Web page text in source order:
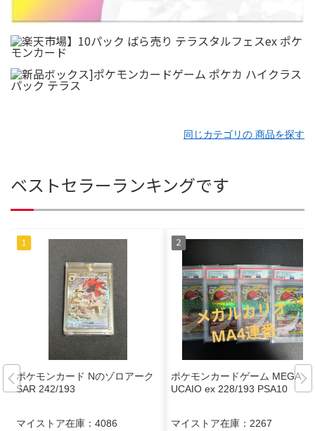
同じカテゴリの 商品を探す
ベストセラーランキングです
ポケモンカード Nのゾロアーク
SAR 242/193
マイストア在庫： 4086
ポケモンカードゲーム MEGA L
UCAIO ex 228/193 PSA10
マイストア在庫： 2267